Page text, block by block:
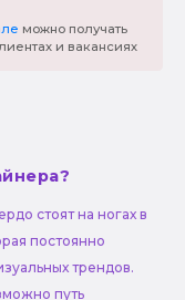
можно получать
и вакансиях
стоят на ногах в
постоянно
трендов.
путь